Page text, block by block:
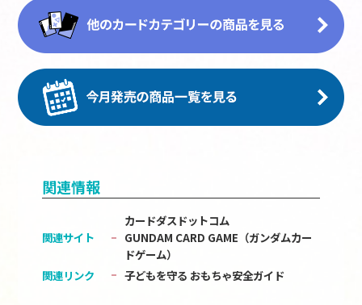
関連情報
関連サイト
カードダスドットコム
GUNDAM CARD GAME（ガンダムカー
ドゲーム）
関連リンク
子どもを守る おもちゃ安全ガイド